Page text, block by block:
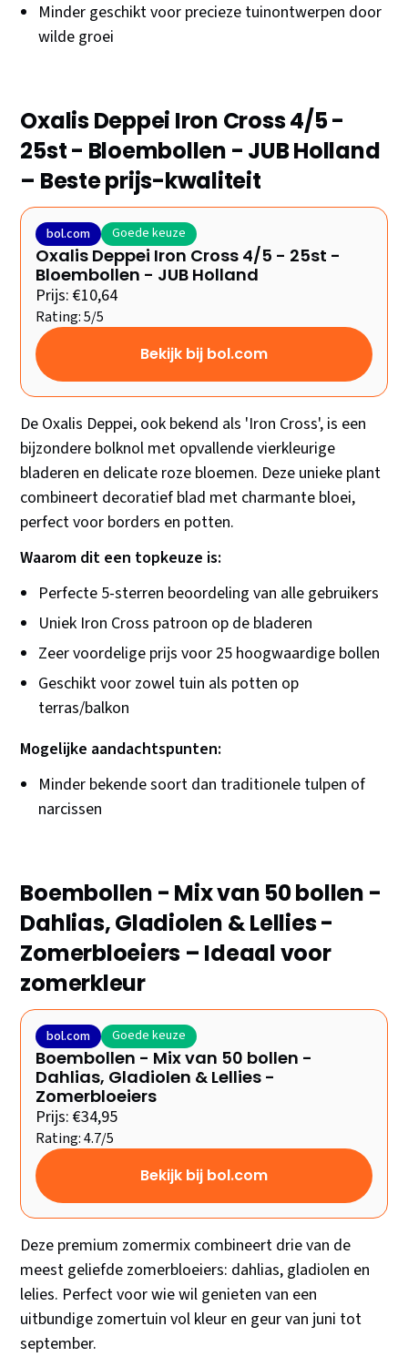
Minder geschikt voor precieze tuinontwerpen door
wilde groei
Oxalis Deppei Iron Cross 4/5 -
25st - Bloembollen - JUB Holland
– Beste prijs-kwaliteit
bol.com Goede keuze
Oxalis Deppei Iron Cross 4/5 - 25st -
Bloembollen - JUB Holland
Prijs: €10,64
Rating: 5/5
Bekijk bij bol.com
De Oxalis Deppei, ook bekend als 'Iron Cross', is een
bijzondere bolknol met opvallende vierkleurige
bladeren en delicate roze bloemen. Deze unieke plant
combineert decoratief blad met charmante bloei,
perfect voor borders en potten.
Waarom dit een topkeuze is:
Perfecte 5-sterren beoordeling van alle gebruikers
Uniek Iron Cross patroon op de bladeren
Zeer voordelige prijs voor 25 hoogwaardige bollen
Geschikt voor zowel tuin als potten op
terras/balkon
Mogelijke aandachtspunten:
Minder bekende soort dan traditionele tulpen of
narcissen
Boembollen - Mix van 50 bollen -
Dahlias, Gladiolen & Lellies -
Zomerbloeiers – Ideaal voor
zomerkleur
bol.com Goede keuze
Boembollen - Mix van 50 bollen -
Dahlias, Gladiolen & Lellies -
Zomerbloeiers
Prijs: €34,95
Rating: 4.7/5
Bekijk bij bol.com
Deze premium zomermix combineert drie van de
meest geliefde zomerbloeiers: dahlias, gladiolen en
lelies. Perfect voor wie wil genieten van een
uitbundige zomertuin vol kleur en geur van juni tot
september.